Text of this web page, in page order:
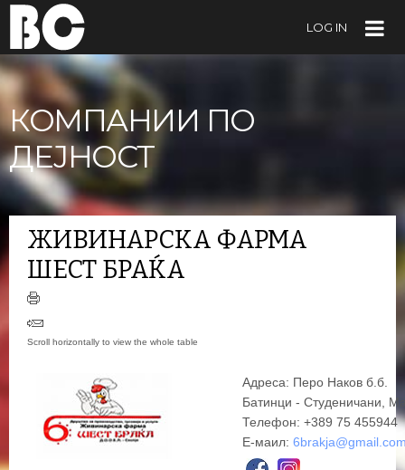
LOG IN
КОМПАНИИ ПО
ДЕЈНОСТ
ЖИВИНАРСКА ФАРМА
ШЕСТ БРАЌА
Адреса: Перо Наков б.б.
Батинци - Студеничани,
Телефон: +389 75 455944
Е-маил: